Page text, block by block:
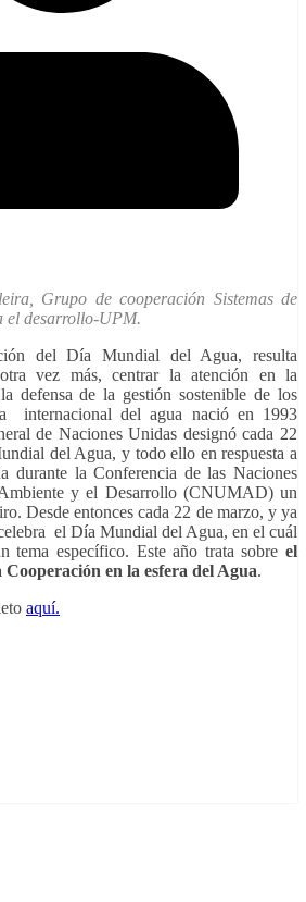
Grupo de cooperación Sistemas de
el desarrollo-UPM.
del Día Mundial del Agua, resulta
vez más, centrar la atención en la
defensa de la gestión sostenible de los
internacional del agua nació en 1993
de Naciones Unidas designó cada 22
del Agua, y todo ello en respuesta a
durante la Conferencia de las Naciones
y el Desarrollo (CNUMAD) un
Desde entonces cada 22 de marzo, y ya
el Día Mundial del Agua, en el cuál
tema específico. Este año trata sobre el
en la esfera del Agua.
aquí.